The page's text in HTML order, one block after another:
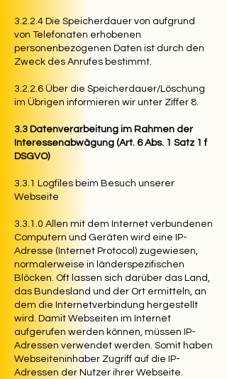
3.2.2.4 Die Speicherdauer von aufgrund
von Telefonaten erhobenen
personenbezogenen Daten ist durch den
Zweck des Anrufes bestimmt.
3.2.2.6 Über die Speicherdauer/Löschung
im Übrigen informieren wir unter Ziffer 8.
3.3 Datenverarbeitung im Rahmen der
Interessenabwägung (Art. 6 Abs. 1 Satz 1 f
DSGVO)
3.3.1 Logfiles beim Besuch unserer
Webseite
3.3.1.0 Allen mit dem Internet verbundenen
Computern und Geräten wird eine IP-
Adresse (Internet Protocol) zugewiesen,
normalerweise in länderspezifischen
Blöcken. Oft lassen sich darüber das Land,
das Bundesland und der Ort ermitteln, an
dem die Internetverbindung hergestellt
wird. Damit Webseiten im Internet
aufgerufen werden können, müssen IP-
Adressen verwendet werden. Somit haben
Webseiteninhaber Zugriff auf die IP-
Adressen der Nutzer ihrer Webseite.